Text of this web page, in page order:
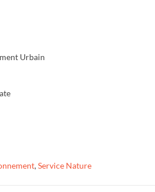
Urbain
,Service Nature